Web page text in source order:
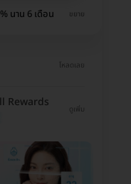
นาน 6 เดือน ขยาย
โหลดเลย
Rewards
ดูเพิ่ม